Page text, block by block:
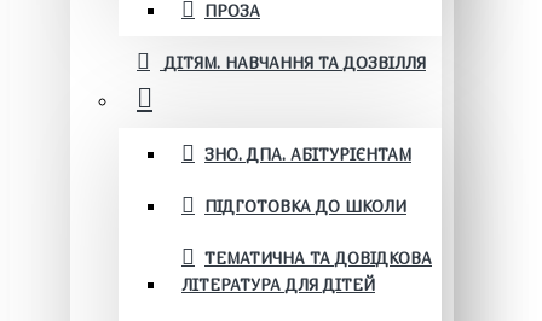
ПРОЗА
ДІТЯМ. НАВЧАННЯ ТА ДОЗВІЛЛЯ
ЗНО. ДПА. АБІТУРІЄНТАМ
ПІДГОТОВКА ДО ШКОЛИ
ТЕМАТИЧНА ТА ДОВІДКОВА
ЛІТЕРАТУРА ДЛЯ ДІТЕЙ